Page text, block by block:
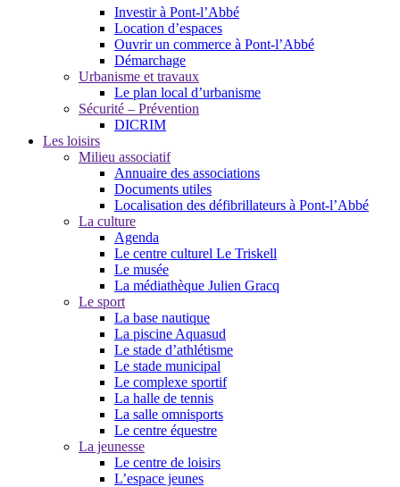
Investir à Pont-l’Abbé
Location d’espaces
Ouvrir un commerce à Pont-l’Abbé
Démarchage
Urbanisme et travaux
Le plan local d’urbanisme
Sécurité – Prévention
DICRIM
Les loisirs
Milieu associatif
Annuaire des associations
Documents utiles
Localisation des défibrillateurs à Pont-l’Abbé
La culture
Agenda
Le centre culturel Le Triskell
Le musée
La médiathèque Julien Gracq
Le sport
La base nautique
La piscine Aquasud
Le stade d’athlétisme
Le stade municipal
Le complexe sportif
La halle de tennis
La salle omnisports
Le centre équestre
La jeunesse
Le centre de loisirs
L’espace jeunes